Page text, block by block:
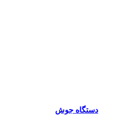
دستگاه جوش